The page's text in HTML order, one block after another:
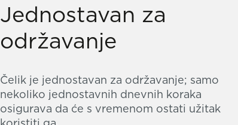
Jednostavan za
održavanje
Čelik je jednostavan za održavanje; samo
nekoliko jednostavnih dnevnih koraka
osigurava da će s vremenom ostati užitak